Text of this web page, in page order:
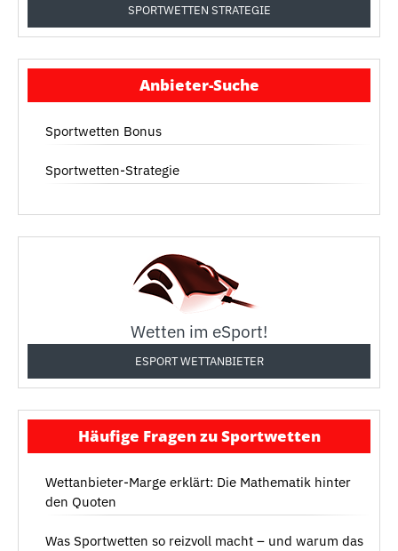
SPORTWETTEN STRATEGIE
Anbieter-Suche
Sportwetten Bonus
Sportwetten-Strategie
Wetten im eSport!
ESPORT WETTANBIETER
Häufige Fragen zu Sportwetten
Wettanbieter-Marge erklärt: Die Mathematik hinter
den Quoten
Was Sportwetten so reizvoll macht – und warum das